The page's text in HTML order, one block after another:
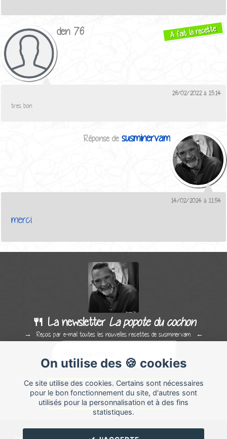
den 76 A fait la recette
26/02/2022 à 15:14
tres bon
susminervam
14/02/2024 à 11:54
merci
On utilise des 🍪 cookies
Ce site utilise des cookies. Certains sont nécessaires
pour le bon fonctionnement du site, d'autres sont
utilisés pour la personnalisation et à des fins
statistiques.
🍴 La newsletter La popote du cochon
Reçois par e-mail toutes les nouvelles recettes de susminervam.